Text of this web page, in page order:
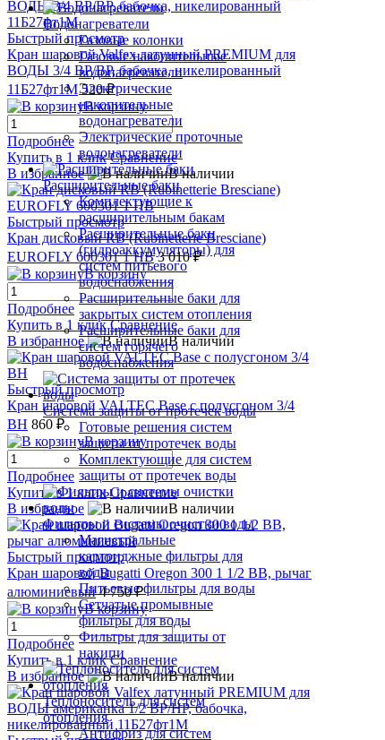
Водонагреватели
Газовые колонки
Газовые накопительные
водонагреватели
Электрические
накопительные
водонагреватели
Электрические проточные
водонагреватели
Расширительные баки
Комплектующие к
расширительным бакам
Расширительные баки
(гидроаккумуляторы) для
систем питьевого
водоснабжения
Расширительные баки для
закрытых систем отопления
Расширительные баки для
систем горячего
водоснабжения
Система защиты от протечек воды
Готовые решения систем
защиты от протечек воды
Комплектующие для систем
защиты от протечек воды
Фильтры и системы очистки воды
Магистральные
картриджные фильтры для
воды
Питьевые фильтры для воды
Сетчатые промывные
фильтры для воды
Фильтры для защиты от
накипи
Теплоноситель для систем
отопления
Антифриз для систем
Быстрый просмотр
Кран шаровой Valfex латунный PREMIUM для
ВОДЫ 3/4 ВР/ВР, бабочка, никелированный
11Б27фт1М 520 ₽
В корзину
Подробнее
Купить в 1 клик Сравнение
В избранное
В наличии
Быстрый просмотр
Кран дисковый RB (Rubinetterie Bresciane)
EUROFLY 600301 1 НВ 3 010 ₽
В корзину
Подробнее
Купить в 1 клик Сравнение
В избранное
В наличии
Быстрый просмотр
Кран шаровой VALTEC Base с полусгоном 3/4
ВН 860 ₽
В корзину
Подробнее
Купить в 1 клик Сравнение
В избранное
В наличии
Быстрый просмотр
Кран шаровой Bugatti Oregon 300 1 1/2 ВВ, рычаг
алюминиевый 4 750 ₽
В корзину
Подробнее
Купить в 1 клик Сравнение
В избранное
В наличии